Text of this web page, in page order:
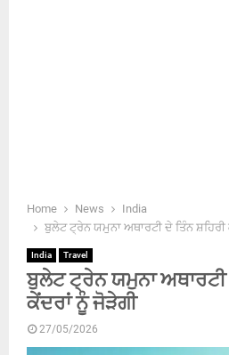
Home News
India
ਬੁਲੇਟ ਟ੍ਰੇਨ ਯਮੁਨਾ ਅਥਾਰਟੀ ਦੇ ਤਿੰਨ ਸ਼ਹਿਰੀ
India Travel
ਬੁਲੇਟ ਟ੍ਰੇਨ ਯਮੁਨਾ ਅਥਾਰਟੀ
ਕੇਂਦਰਾਂ ਨੂੰ ਜੋੜੇਗੀ
27/05/2026